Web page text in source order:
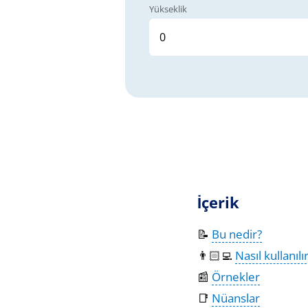
Yükseklik
İçerik
📝 Bu nedir?
👨🏻‍💻 Nasıl
📰 Örnekler
📑 Nüanslar